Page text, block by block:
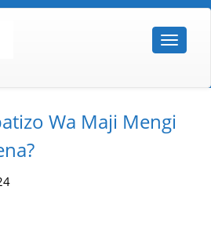
Wa Maji Mengi